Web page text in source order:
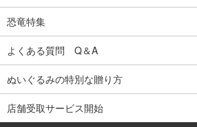
恐竜特集
よくある質問 Q＆A
ぬいぐるみの特別な贈り方
店舗受取サービス開始